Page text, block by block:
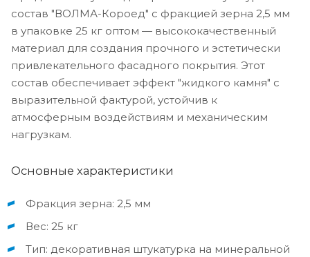
состав "ВОЛМА-Короед" с фракцией зерна 2,5 мм
в упаковке 25 кг оптом — высококачественный
материал для создания прочного и эстетически
привлекательного фасадного покрытия. Этот
состав обеспечивает эффект "жидкого камня" с
выразительной фактурой, устойчив к
атмосферным воздействиям и механическим
нагрузкам.
Основные характеристики
Фракция зерна: 2,5 мм
Вес: 25 кг
Тип: декоративная штукатурка на минеральной